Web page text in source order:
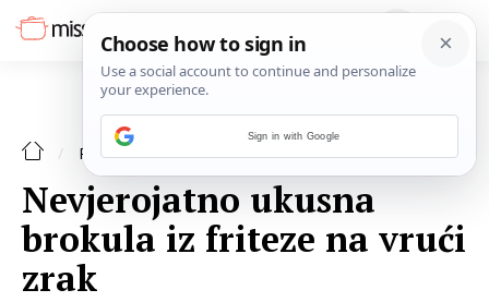
RECEPTI POVRĆE
Nevjerojatno ukusna
brokula iz friteze na vrući
zrak
Sign in with Google